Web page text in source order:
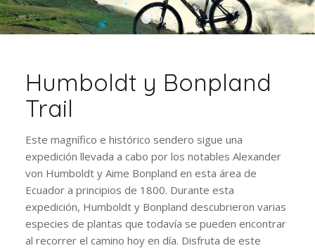
1 2 3
Humboldt y Bonpland
Trail
Este magnífico e histórico sendero sigue una
expedición llevada a cabo por los notables Alexander
von Humboldt y Aime Bonpland en esta área de
Ecuador a principios de 1800. Durante esta
expedición, Humboldt y Bonpland descubrieron varias
especies de plantas que todavía se pueden encontrar
al recorrer el camino hoy en día. Disfruta de este